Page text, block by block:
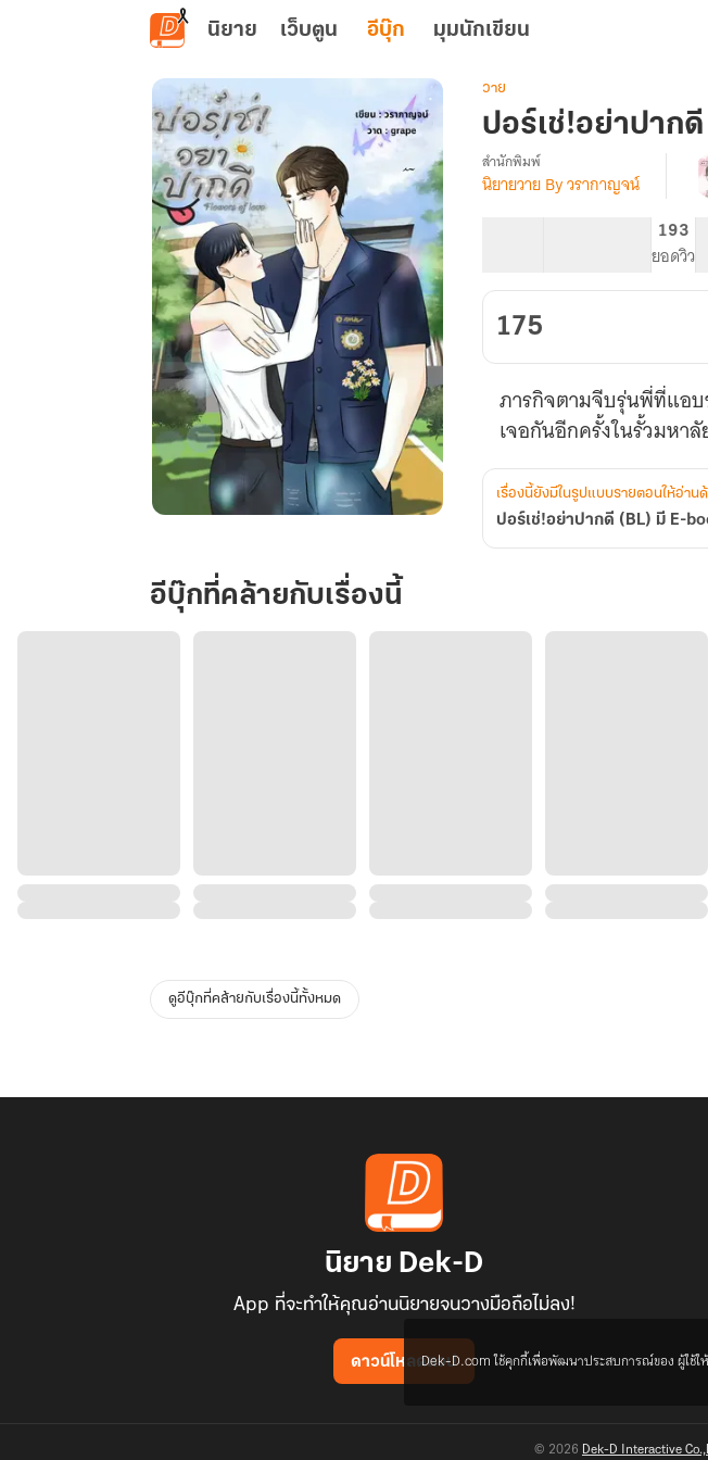
ข้ามไปยังเนื้อหาหลัก
นิยาย เว็บตูน อีบุ๊ก มุมนักเขียน
ปาก
ดี
วาย
ปอร์เช่!อย่าปากดี
เรื่อง
(BL)
book
สำนักพิมพ์
นิยายวาย By วรากาญจน์
193
ยอดวิว
175
ภารกิจตามจีบรุ่นพี่ที่แอบ
เรื่องนี้ยังมีในรูปแบบรายตอนให้อ่าน
ปอร์เช่!อย่าปากดี (BL) มี E-
อีบุ๊กที่คล้ายกับเรื่องนี้
ดูอีบุ๊กที่คล้ายกับเรื่องนี้ทั้งหมด
นิยาย Dek-D
App ที่จะทำให้คุณอ่านนิยายจนวางมือถือไม่ลง!
ดาวน์โหลดแอป
© 2026 Dek-D Interactive
Dek-D.com ใช้คุกกี้เพื่อพัฒนาประสบการณ์ของ ผู้ใช้ใ